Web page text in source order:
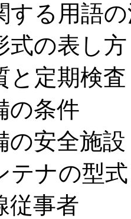
する用語
式の表し方
と定期検査
の条件
の安全施設
テナの型
従事者